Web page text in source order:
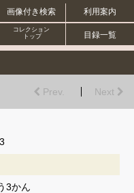
利用案内
画像付き検索
目録一覧
コレクション
トップ
Prev. Next
3かん